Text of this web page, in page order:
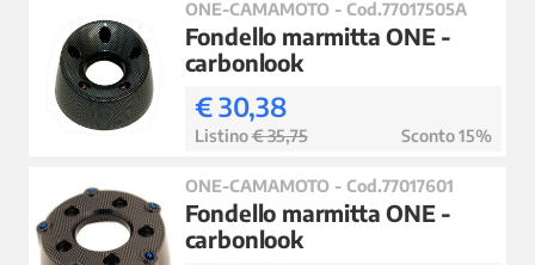
ONE-CAMAMOTO - Cod.77017505A
Fondello marmitta ONE -
carbonlook
€ 30,38
Listino€ 35,75 Sconto 15%
ONE-CAMAMOTO - Cod.77017601
Fondello marmitta ONE -
carbonlook